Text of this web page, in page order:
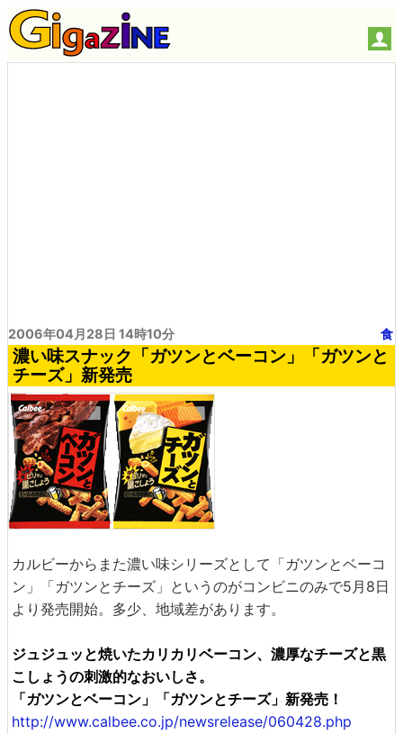
2006年04月28日 14時10分 食
濃い味スナック「ガツンとベーコン」「ガツンと
チーズ」新発売
カルビーからまた濃い味シリーズとして「ガツンとベーコ
ン」「ガツンとチーズ」というのがコンビニのみで5月8日
より発売開始。多少、地域差があります。
ジュジュッと焼いたカリカリベーコン、濃厚なチーズと黒
こしょうの刺激的なおいしさ。
「ガツンとベーコン」「ガツンとチーズ」新発売！
http://www.calbee.co.jp/newsrelease/060428.php